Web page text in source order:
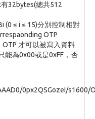
32bytes(總共512
(0 ≤ i ≤ 15)分別控制相對
OTP
才可以被寫入資料
能為0x00或是0xFF，否
0px2QSGozeI/s1600/